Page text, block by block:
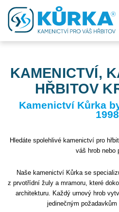
KAMENICTVÍ,
HŘBITOV
Kamenictví Kůrka
Hledáte spolehlivé kamenictví pro
váš hrob nebo
Naše kamenictví Kůrka se
z prvotřídní žuly a mramoru, které
architekturu. Každý urnový hrob
jedinečným